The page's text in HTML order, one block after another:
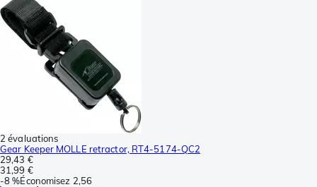
2 évaluations
Gear Keeper MOLLE retractor, RT4-5174-QC2
29,43 €
31,99 €
-8 %Économisez 2,56